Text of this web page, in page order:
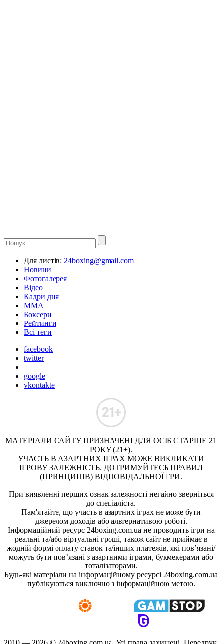
Для листів: 24boxing@gmail.com
Новини
Фотогалерея
Відео
Кадри дня
ММА
Боксери
Рейтинги
Всі теги
facebook
twitter
google
vkontakte
МАТЕРІАЛИ САЙТУ ПРИЗНАЧЕНІ ДЛЯ ОСІБ СТАРШЕ 21
РОКУ (21+).
УЧАСТЬ В АЗАРТНИХ ІГРАХ МОЖЕ ВИКЛИКАТИ
ІГРОВУ ЗАЛЕЖНІСТЬ. ДОТРИМУЙТЕСЬ ПРАВИЛ
(ПРИНЦИПІВ) ВІДПОВІДАЛЬНОЇ ГРИ.
При виявленні перших ознак залежності негайно зверніться
до спеціаліста.
Пам'ятайте, що участь в азартних іграх не може бути
джерелом доходів або альтернативою роботі.
Інформаційний ресурс 24boxing.com.ua не проводить ігри на
реальні та/або віртуальні гроші, також сайт не приймає в
жодній формі оплату ставок та/інших платежів, які пов’язані/
можуть бути пов’язані з азартними іграми, букмекерами або
тоталізаторами.
Будь-які матеріали на інформаційному ресурсі 24boxing.com.ua
публікуються виключно з інформаційною метою.
2010 — 2026 © 24boxing.com.ua. Усi права захищенi. Передрук